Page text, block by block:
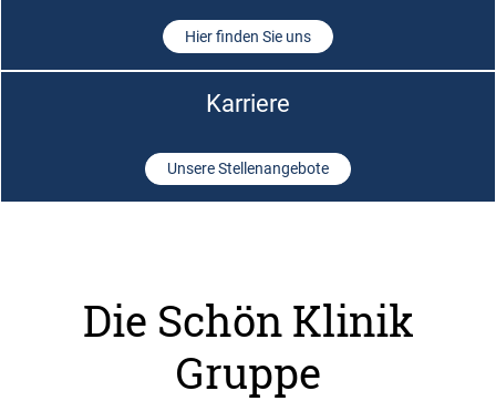
Hier finden Sie uns
Karriere
Unsere Stellenangebote
Die Schön Klinik
Gruppe